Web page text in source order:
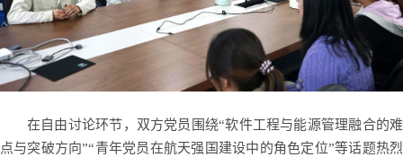
在自由讨论环节，双方党员围绕“软件工程与能源管理融合的难
点与突破方向”“青年党员在航天强国建设中的角色定位”等话题热烈